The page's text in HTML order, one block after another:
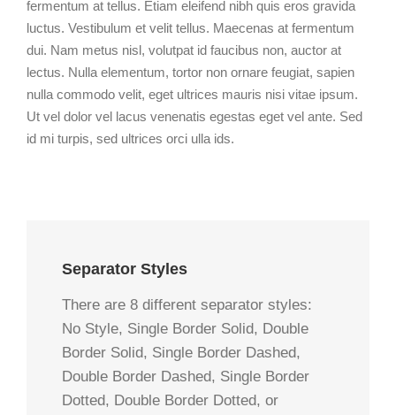
fermentum at tellus. Etiam eleifend nibh quis eros gravida
luctus. Vestibulum et velit tellus. Maecenas at fermentum
dui. Nam metus nisl, volutpat id faucibus non, auctor at
lectus. Nulla elementum, tortor non ornare feugiat, sapien
nulla commodo velit, eget ultrices mauris nisi vitae ipsum.
Ut vel dolor vel lacus venenatis egestas eget vel ante. Sed
id mi turpis, sed ultrices orci ulla ids.
Separator Styles
There are 8 different separator styles:
No Style, Single Border Solid, Double
Border Solid, Single Border Dashed,
Double Border Dashed, Single Border
Dotted, Double Border Dotted, or